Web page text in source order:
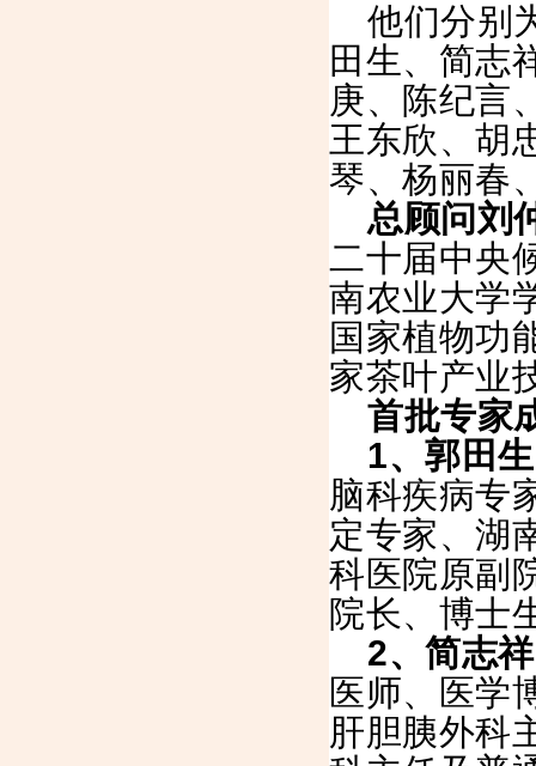
他们分别
田生、简志
庚、陈纪言
王东欣、胡
琴、杨丽春
总顾问刘
二十届中央
南农业大学
国家植物功
家茶叶产业
首批专家
1、郭田
脑科疾病专
定专家、湖
科医院原副
院长、博士
2、简志
医师、医学
肝胆胰外科